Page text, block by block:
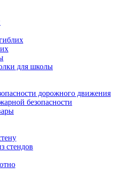
для школы
дорожного движения
безопасности
стендов